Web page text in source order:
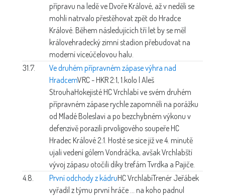
přípravu na ledě ve Dvoře Králové, až v neděli se
mohli natrvalo přestěhovat zpět do Hradce
Králové. Během následujících tří let by se měl
královehradecký zimní stadion přebudovat na
moderní víceúčelovou halu.
31.7.
Ve druhém přípravném zápase výhra nad
HradcemVRC - HKR 2:1, 1.kolo | Aleš
StrouhaHokejisté HC Vrchlabí ve svém druhém
přípravném zápase rychle zapomněli na porážku
od Mladé Boleslavi a po bezchybném výkonu v
defenzivě porazili prvoligového soupeře HC
Hradec Králové 2:1. Hosté se sice již ve 4. minutě
ujali vedení gólem Vondráčka, avšak Vrchlabští
vývoj zápasu otočili díky trefám Tvrdka a Pajiče.
4.8.
První odchody z kádruHC VrchlabíTrenér Jeřábek
vyřadil z týmu první hráče ... na koho padnul